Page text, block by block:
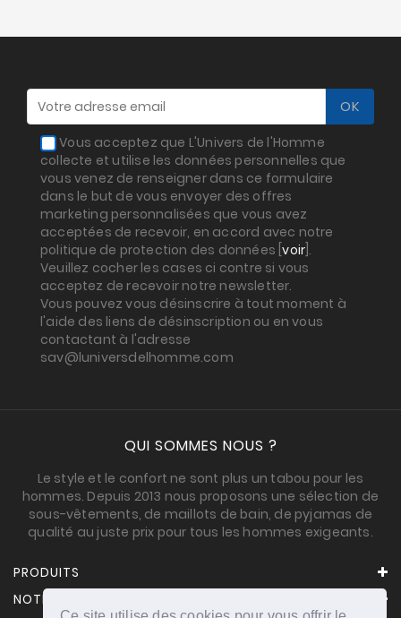
Vous acceptez que L'Univers de l'Homme
collecte et utilise les données personnelles que
vous venez de renseigner dans ce formulaire
dans le but de vous envoyer des offres
marketing personnalisées que vous avez
acceptées de recevoir, en accord avec notre
politique de protection des données [voir ].
Veuillez cocher les cases ci contre si vous
acceptez de recevoir notre newsletter.
Vous pouvez vous désinscrire à tout moment à
l'aide des liens de désinscription ou en vous
contactant à l'adresse
sav@luniversdelhomme.com
QUI SOMMES NOUS ?
Le style et le confort ne sont plus un tabou pour les
hommes. Depuis 2013 nous proposons une sélection de
sous-vêtements, de maillots de bain, de pyjamas de
qualité au juste prix pour tous les hommes exigeants.
PRODUITS
NOTRE SOCIÉTÉ